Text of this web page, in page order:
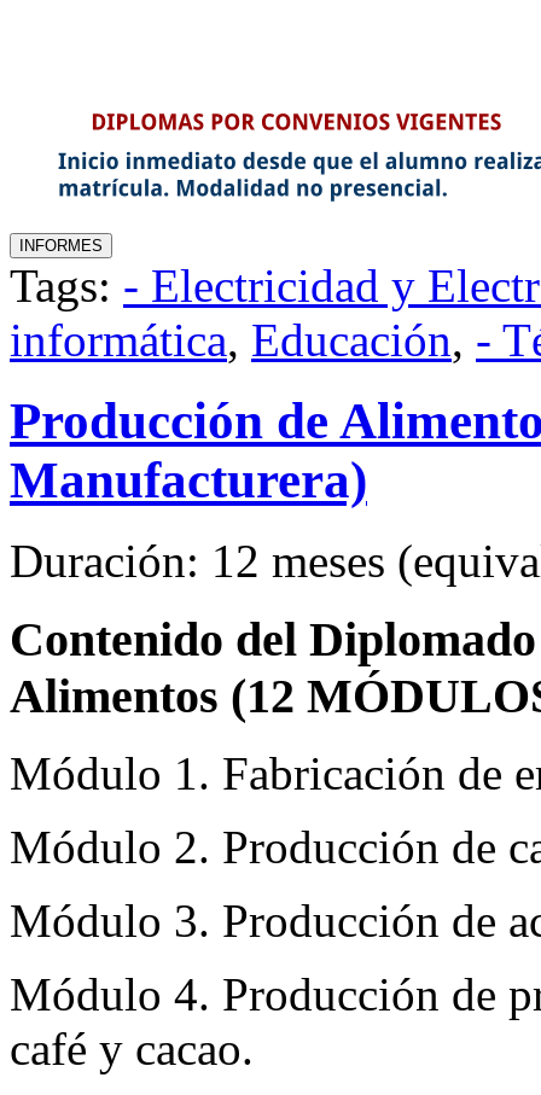
Tags: - Electricidad y
informática, Educación, -
Producción de
Manufacturera)
Duración: 12 meses
Contenido del
Alimentos (12
Módulo 1. Fabricación de
Módulo 2. Producción de
Módulo 3. Producción de
Módulo 4. Producción de
café y cacao.